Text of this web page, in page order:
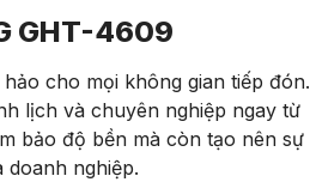
GHT-4609
cho mọi không gian tiếp đón.
lịch và chuyên nghiệp ngay từ
bảo độ bền mà còn tạo nên sự
nghiệp.